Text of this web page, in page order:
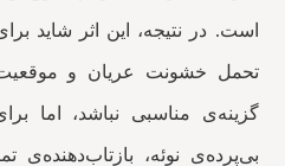
است. در نتیجه، این اثر شاید
تحمل خشونت عریان و
گزینه‌ی مناسبی نباشد، اما
بی‌پرده‌ی نوئه، بازتاب‌دهنده‌ی